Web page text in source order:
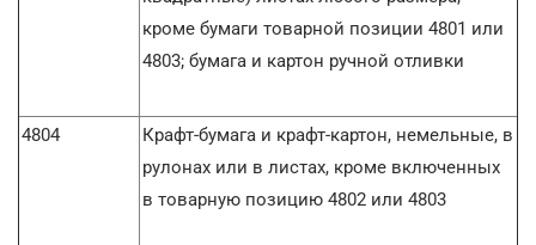
кроме бумаги товарной позиции 4801 или
4803; бумага и картон ручной отливки
4804
Крафт-бумага и крафт-картон, немельные, в
рулонах или в листах, кроме включенных
в товарную позицию 4802 или 4803